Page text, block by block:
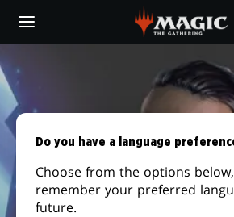
main
content
Do you have a language
Choose from the options
remember your preferred
future.